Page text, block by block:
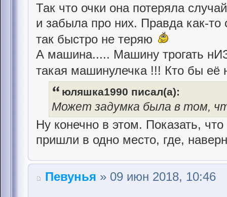
Так что очки она потеряла
и забыла про них. Правда как-
так быстро не теряю
А машина..... Машину трогать
такая машинулечка !!! Кто бы её
юляшка1990 писал(а):
Может задумка была в том,
Ну конечно в этом. Показать,
пришли в одно место, где,
Певунья » 09 июн 2018, 10:46